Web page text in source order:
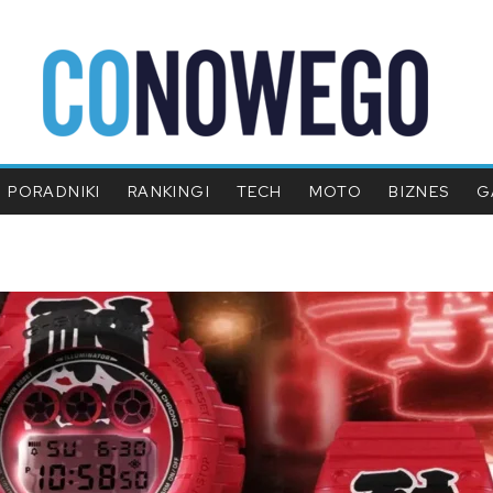
PORADNIKI RANKINGI TECH MOTO BIZNES